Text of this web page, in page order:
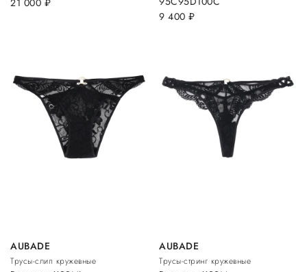
21 000 руб.
9 400руб.
AUBADE
Трусы-слип кружевные
AUBADE
Трусы-стринг кружевные